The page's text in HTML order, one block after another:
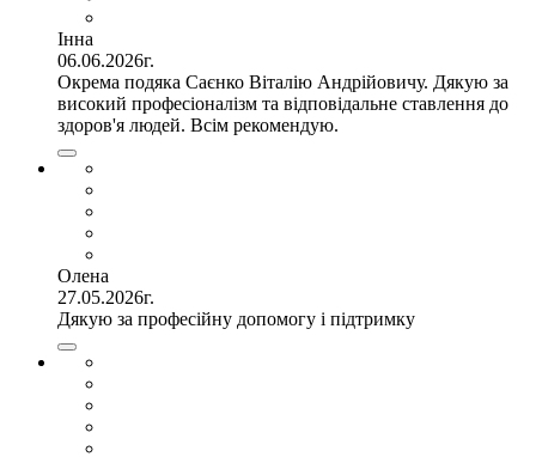
Інна
06.06.2026г.
Окрема подяка Саєнко Віталію Андрійовичу. Дякую за
високий професіоналізм та відповідальне ставлення до
здоров'я людей. Всім рекомендую.
Олена
27.05.2026г.
Дякую за професійну допомогу і підтримку